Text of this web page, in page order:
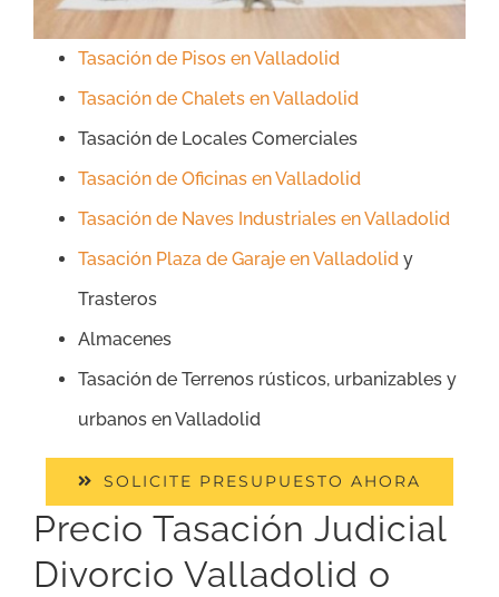
Tasación de Pisos en Valladolid
Tasación de Chalets en Valladolid
Tasación de Locales Comerciales
Tasación de Oficinas en Valladolid
Tasación de Naves Industriales en Valladolid
Tasación Plaza de Garaje en Valladolid y
Trasteros
Almacenes
Tasación de Terrenos rústicos, urbanizables y
urbanos en Valladolid
SOLICITE PRESUPUESTO AHORA
Precio Tasación Judicial
Divorcio Valladolid o